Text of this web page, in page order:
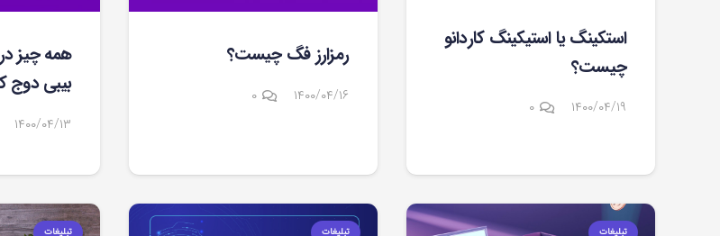
استکینگ یا استیکینگ کاردانو
چیست؟
۱۴۰۰/۰۴/۱۹ ۰
رمزارز فگ چیست؟
۱۴۰۰/۰۴/۱۶ ۰
همه چیز
بیبی دوج
۱۴۰۰/۰۴/۱۳
تبلیغات تبلیغات تبلیغات